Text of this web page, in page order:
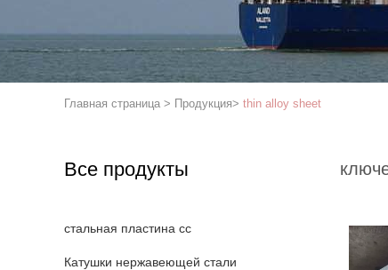
Главная страница > Продукция> thin alloy sheet
Все продукты
стальная пластина сс
Катушки нержавеющей стали